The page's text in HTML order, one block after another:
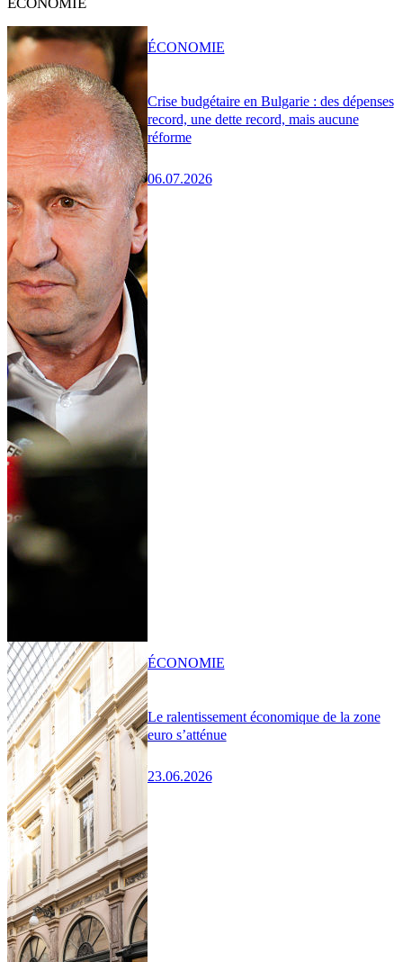
ÉCONOMIE
Crise budgétaire en Bulgarie : des dépenses
record, une dette record, mais aucune
réforme
06.07.2026
ÉCONOMIE
Le ralentissement économique de la zone
euro s’atténue
23.06.2026
ÉCONOMIE